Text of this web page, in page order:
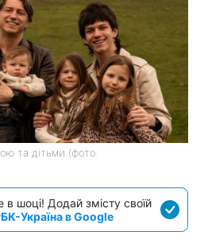
та дітьми (фото:
в шоці! Додай змісту своїй
Україна в Google